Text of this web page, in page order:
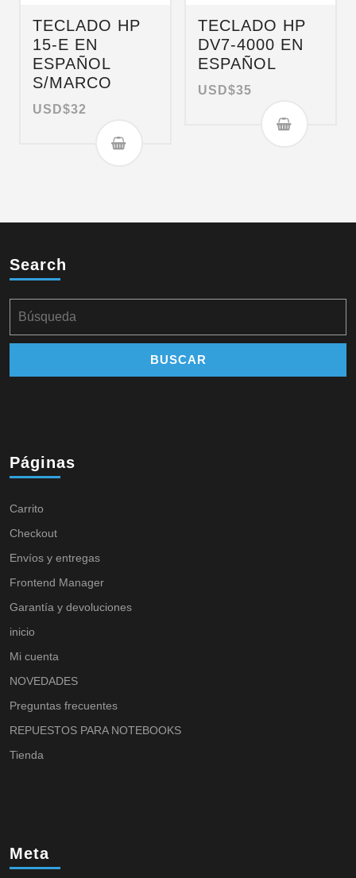
TECLADO HP
15-E EN
ESPAÑOL
S/MARCO
USD$32
TECLADO HP
DV7-4000 EN
ESPAÑOL
USD$35
Search
Páginas
Carrito
Checkout
Envíos y entregas
Frontend Manager
Garantía y devoluciones
inicio
Mi cuenta
NOVEDADES
Preguntas frecuentes
REPUESTOS PARA NOTEBOOKS
Tienda
Meta